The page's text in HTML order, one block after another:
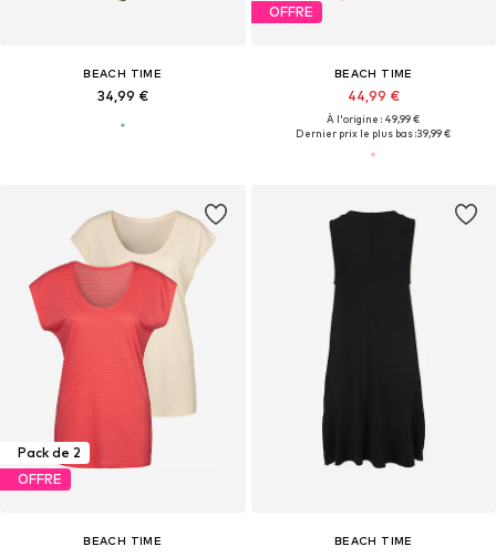
BEACH TIME
34,99 €
OFFRE
BEACH TIME
44,99 €
À l'origine : 49,99 €
Dernier prix le plus bas :39,99 €
Pack de 2
OFFRE
BEACH TIME BEACH TIME